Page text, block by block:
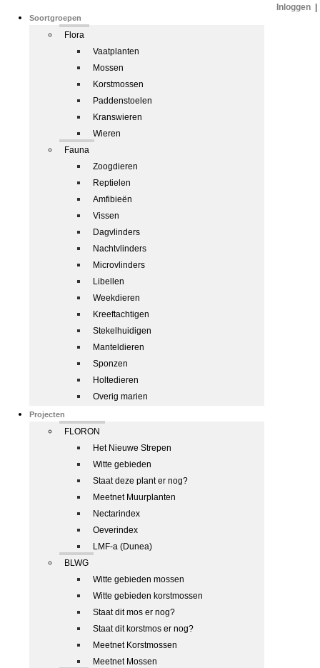
Soortgroepen
Flora
Vaatplanten
Mossen
Korstmossen
Paddenstoelen
Kranswieren
Wieren
Fauna
Zoogdieren
Reptielen
Amfibieën
Vissen
Dagvlinders
Nachtvlinders
Microvlinders
Libellen
Weekdieren
Kreeftachtigen
Stekelhuidigen
Manteldieren
Sponzen
Holtedieren
Overig marien
Projecten
FLORON
Het Nieuwe Strepen
Witte gebieden
Staat deze plant er nog?
Meetnet Muurplanten
Nectarindex
Oeverindex
LMF-a (Dunea)
BLWG
Witte gebieden mossen
Witte gebieden korstmossen
Staat dit mos er nog?
Staat dit korstmos er nog?
Meetnet Korstmossen
Meetnet Mossen
Inloggen